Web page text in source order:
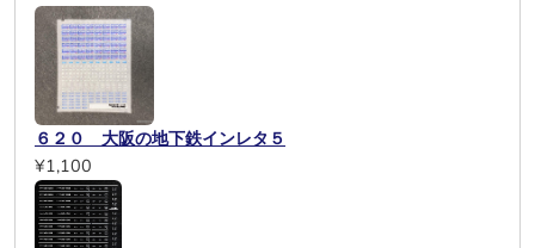
６２０ 大阪の地下鉄インレタ５
¥1,100